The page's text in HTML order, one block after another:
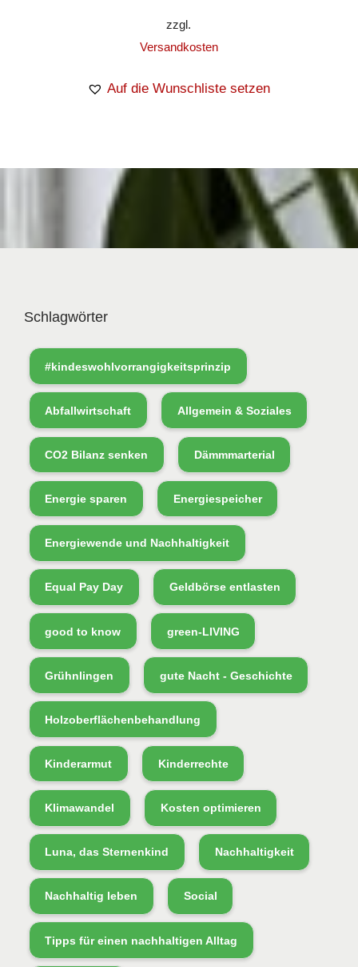
zzgl.
Versandkosten
Auf die Wunschliste setzen
Schlagwörter
#kindeswohlvorrangigkeitsprinzip
Abfallwirtschaft Allgemein & Soziales
CO2 Bilanz senken Dämmmarterial
Energie sparen Energiespeicher
Energiewende und Nachhaltigkeit
Equal Pay Day Geldbörse entlasten
good to know green-LIVING
Grühnlingen gute Nacht - Geschichte
Holzoberflächenbehandlung
Kinderarmut Kinderrechte
Klimawandel Kosten optimieren
Luna, das Sternenkind Nachhaltigkeit
Nachhaltig leben Social
Tipps für einen nachhaltigen Alltag